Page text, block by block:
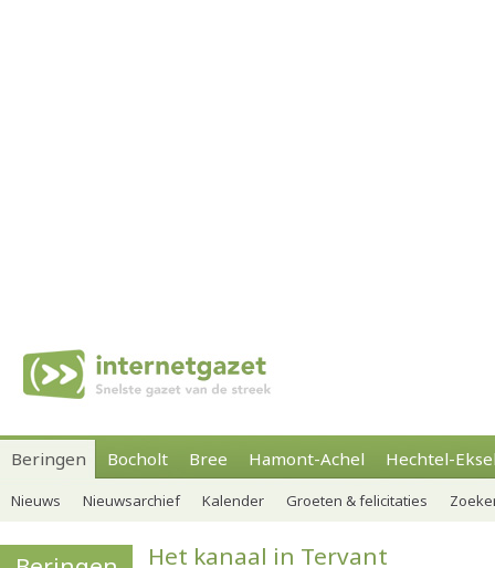
Beringen Bocholt Bree Hamont-Achel Hechtel-
Nieuws Nieuwsarchief Kalender Groeten & felicitaties
Het kanaal in Tervant